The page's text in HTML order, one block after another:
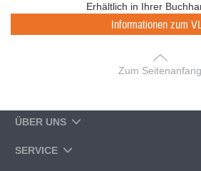
Erhältlich in Ihrer
Informationen zum
Zum Seitenanfang
ÜBER UNS
SERVICE